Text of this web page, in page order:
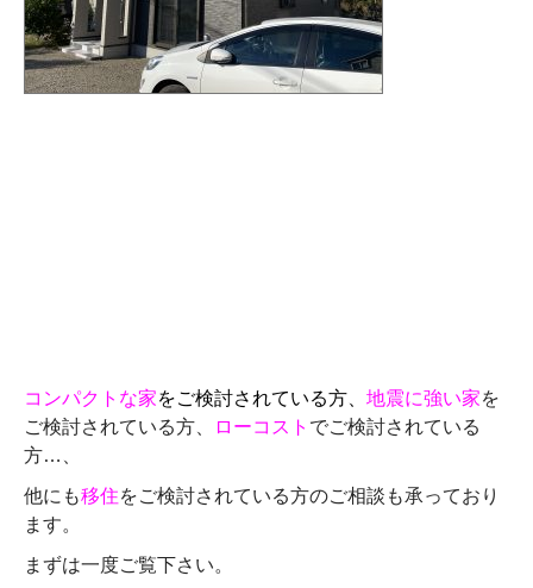
コンパクトな家をご検討されている方、 地震に強い家を
ご検討されている方、
ローコスト でご検討されている
方…、
他にも移住をご検討されている方のご相談も承っており
ます。
まずは一度ご覧下さい。